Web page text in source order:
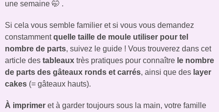
une semaine 🤭 .
Si cela vous semble familier et si vous vous demandez
constammentquelle taille de moule utiliser pour tel
nombre de parts, suivez le guide ! Vous trouverez dans cet
article des tableaux très pratiques pour connaître le nombre
de parts des gâteaux ronds et carrés, ainsi que des layer
cakes (= gâteaux hauts).
À imprimer et à garder toujours sous la main, votre famille